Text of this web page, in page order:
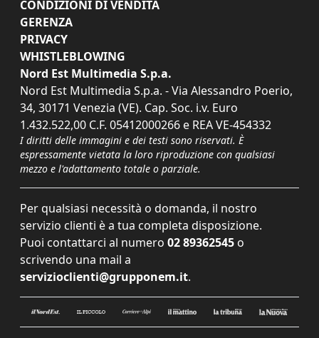
CONDIZIONI DI VENDITA
GERENZA
PRIVACY
WHISTLEBLOWING
Nord Est Multimedia S.p.a.
Nord Est Multimedia S.p.a. - Via Alessandro Poerio,
34, 30171 Venezia (VE). Cap. Soc. i.v. Euro
1.432.522,00 C.F. 05412000266 e REA VE-454332
I diritti delle immagini e dei testi sono riservati. È
espressamente vietata la loro riproduzione con qualsiasi
mezzo e l'adattamento totale o parziale.
Per qualsiasi necessità o domanda, il nostro
servizio clienti è a tua completa disposizione.
Puoi contattarci al numero 02 89362545 o
scrivendo una mail a
servizioclienti@grupponem.it.